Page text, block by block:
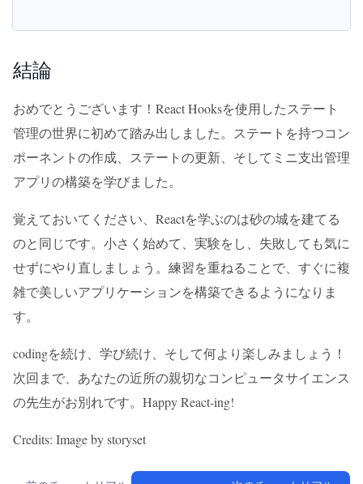
結論
おめでとうございます！React Hooksを使用したステート
管理の世界に初めて踏み出しました。ステートを持つコン
ポーネントの作成、ステートの更新、そしてミニ支出管理
アプリの構築を学びました。
覚えておいてください、Reactを学ぶのは砂の城を建てる
のと同じです。小さく始めて、実験をし、失敗しても気に
せずにやり直しましょう。練習を重ねることで、すぐに複
雑で美しいアプリケーションを構築できるようになりま
す。
codingを続け、学び続け、そして何より楽しみましょう！
次回まで、あなたの近所の親切なコンピュータサイエンス
の先生がお別れです。Happy React-ing!
Credits: Image by storyset